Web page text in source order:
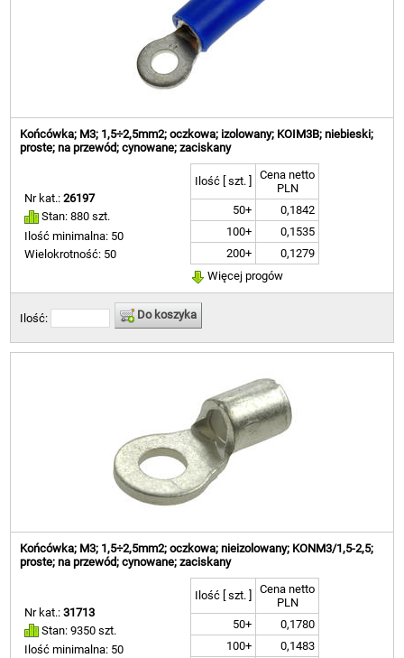
Końcówka; M3; 1,5÷2,5mm2; oczkowa; izolowany; KOIM3B; niebieski;
proste; na przewód; cynowane; zaciskany
Nr kat.:26197
Stan: 880 szt.
Ilość minimalna: 50
Wielokrotność: 50
Ilość [ szt. ]
Cena netto
PLN
50+
0,1842
100+
0,1535
200+
0,1279
Więcej progów
Ilość: Do koszyka
Końcówka; M3; 1,5÷2,5mm2; oczkowa; nieizolowany; KONM3/1,5-2,5;
proste; na przewód; cynowane; zaciskany
Nr kat.:31713
Stan: 9350 szt.
Ilość minimalna: 50
Ilość [ szt. ]
Cena netto
PLN
50+
0,1780
100+
0,1483